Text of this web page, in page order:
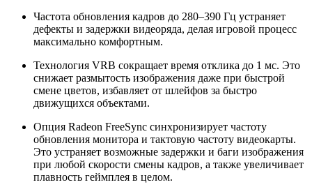
Частота обновления кадров до 280–390 Гц устраняет
дефекты и задержки видеоряда, делая игровой процесс
максимально комфортным.
Технология VRB сокращает время отклика до 1 мс. Это
снижает размытость изображения даже при быстрой
смене цветов, избавляет от шлейфов за быстро
движущихся объектами.
Опция Radeon FreeSync синхронизирует частоту
обновления монитора и тактовую частоту видеокарты.
Это устраняет возможные задержки и баги изображения
при любой скорости смены кадров, а также увеличивает
плавность геймплея в целом.